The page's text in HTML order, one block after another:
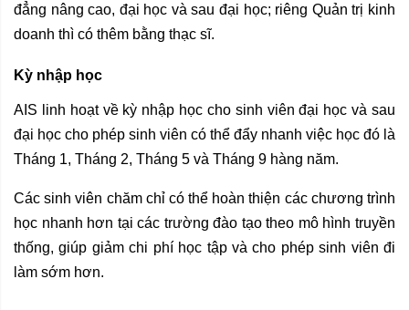
đẳng nâng cao, đại học và sau đại học; riêng Quản trị kinh
doanh thì có thêm bằng thạc sĩ.
Kỳ nhập học
AIS linh hoạt về kỳ nhập học cho sinh viên đại học và sau
đại học cho phép sinh viên có thể đẩy nhanh việc học đó là
Tháng 1, Tháng 2, Tháng 5 và Tháng 9 hàng năm.
Các sinh viên chăm chỉ có thể hoàn thiện các chương trình
học nhanh hơn tại các trường đào tạo theo mô hình truyền
thống, giúp giảm chi phí học tập và cho phép sinh viên đi
làm sớm hơn.